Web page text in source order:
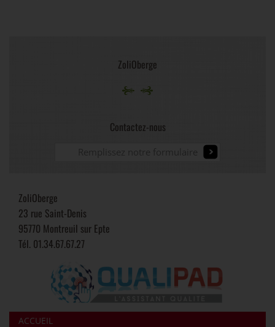
ZoliOberge
Contactez-nous
ZoliOberge
23 rue Saint-Denis
95770 Montreuil sur Epte
Tél. 01.34.67.67.27
ACCUEIL